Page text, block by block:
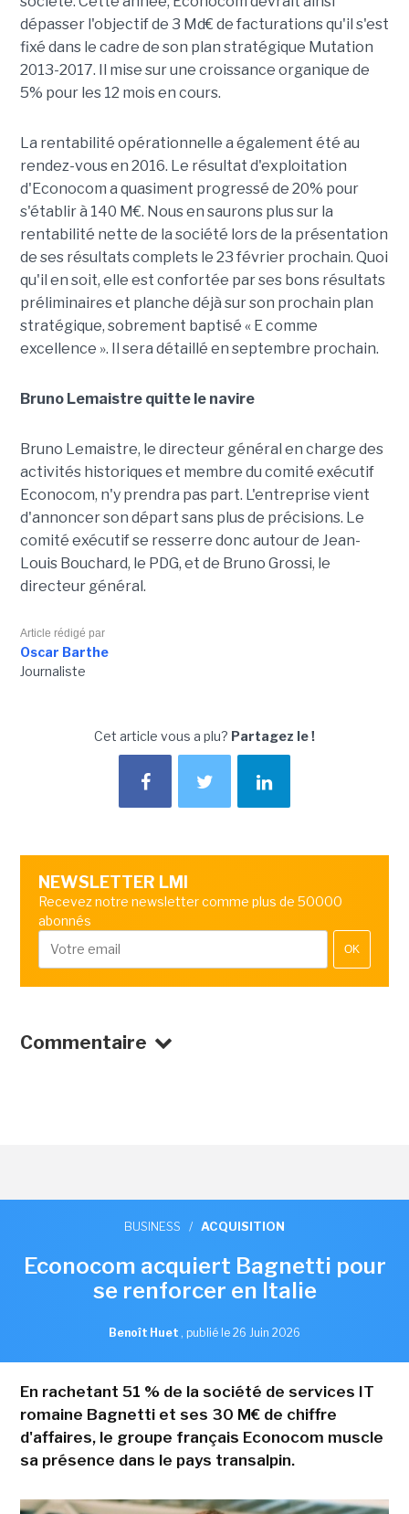
dépasser l'objectif de 3 Md€ de facturations qu'il s'est
fixé dans le cadre de son plan stratégique Mutation
2013-2017. Il mise sur une croissance organique de
5% pour les 12 mois en cours.
La rentabilité opérationnelle a également été au
rendez-vous en 2016. Le résultat d'exploitation
d'Econocom a quasiment progressé de 20% pour
s'établir à 140 M€. Nous en saurons plus sur la
rentabilité nette de la société lors de la présentation
de ses résultats complets le 23 février prochain. Quoi
qu'il en soit, elle est confortée par ses bons résultats
préliminaires et planche déjà sur son prochain plan
stratégique, sobrement baptisé « E comme
excellence ». Il sera détaillé en septembre prochain.
Bruno Lemaistre quitte le navire
Bruno Lemaistre, le directeur général en charge des
activités historiques et membre du comité exécutif
Econocom, n'y prendra pas part. L'entreprise vient
d'annoncer son départ sans plus de précisions. Le
comité exécutif se resserre donc autour de Jean-
Louis Bouchard, le PDG, et de Bruno Grossi, le
directeur général.
Article rédigé par
Oscar Barthe
Journaliste
Cet article vous a plu? Partagez le !
NEWSLETTER LMI
Recevez notre newsletter comme plus de 50000
abonnés
OK
Commentaire
BUSINESS / ACQUISITION
Econocom acquiert Bagnetti pour
se renforcer en Italie
Benoît Huet , publié le 26 Juin 2026
En rachetant 51 % de la société de services IT
romaine Bagnetti et ses 30 M€ de chiffre
d'affaires, le groupe français Econocom muscle
sa présence dans le pays transalpin.